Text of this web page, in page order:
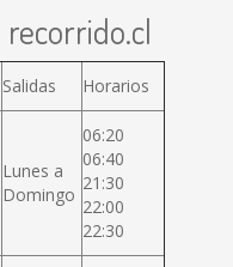
recorrido.cl
Salidas Horarios
Lunes a
Domingo
06:20
06:40
21:30
22:00
22:30